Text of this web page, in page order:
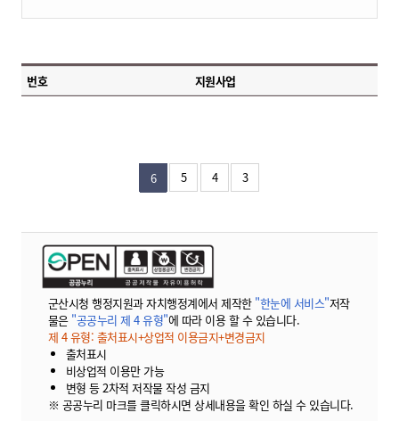
번호 지원사업
6 5 4 3
군산시청 행정지원과 자치행정계에서 제작한 "한눈에 서비스"저작
물은 "공공누리 제 4 유형"에 따라 이용 할 수 있습니다.
제 4 유형: 출처표시+상업적 이용금지+변경금지
출처표시
비상업적 이용만 가능
변형 등 2차적 저작물 작성 금지
※ 공공누리 마크를 클릭하시면 상세내용을 확인 하실 수 있습니다.